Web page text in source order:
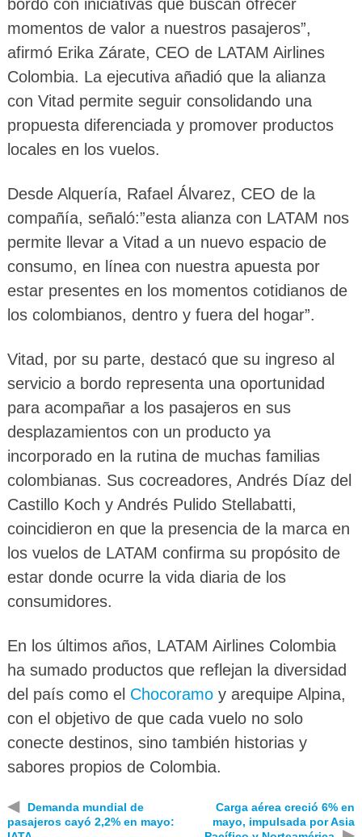
bordo con iniciativas que buscan ofrecer
momentos de valor a nuestros pasajeros”,
afirmó Erika Zárate, CEO de LATAM Airlines
Colombia. La ejecutiva añadió que la alianza
con Vitad permite seguir consolidando una
propuesta diferenciada y promover productos
locales en los vuelos.
Desde Alquería, Rafael Álvarez, CEO de la
compañía, señaló:”esta alianza con LATAM nos
permite llevar a Vitad a un nuevo espacio de
consumo, en línea con nuestra apuesta por
estar presentes en los momentos cotidianos de
los colombianos, dentro y fuera del hogar”.
Vitad, por su parte, destacó que su ingreso al
servicio a bordo representa una oportunidad
para acompañar a los pasajeros en sus
desplazamientos con un producto ya
incorporado en la rutina de muchas familias
colombianas. Sus cocreadores, Andrés Díaz del
Castillo Koch y Andrés Pulido Stellabatti,
coincidieron en que la presencia de la marca en
los vuelos de LATAM confirma su propósito de
estar donde ocurre la vida diaria de los
consumidores.
En los últimos años, LATAM Airlines Colombia
ha sumado productos que reflejan la diversidad
del país como el Chocoramoy arequipe Alpina,
con el objetivo de que cada vuelo no solo
conecte destinos, sino también historias y
sabores propios de Colombia.
◀
Demanda mundial de
pasajeros cayó 2,2% en mayo:
Carga aérea creció 6% en
mayo, impulsada por Asia